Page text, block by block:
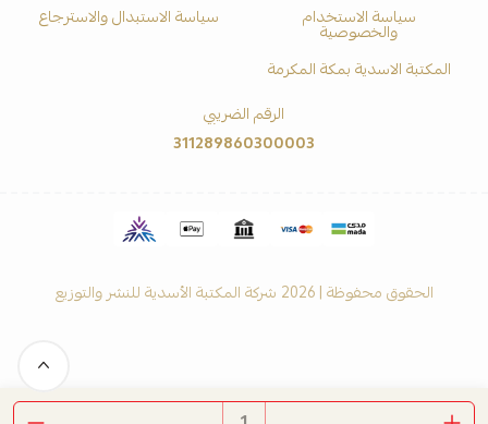
سياسة الاستخدام
والخصوصية
سياسة الاستبدال والاسترجاع
المكتبة الاسدية بمكة المكرمة
الرقم الضريبي
311289860300003
الحقوق محفوظة | 2026 شركة المكتبة الأسدية للنشر والتوزيع